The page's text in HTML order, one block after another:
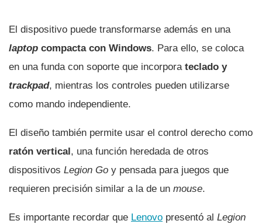
El dispositivo puede transformarse además en una
laptop compacta con Windows. Para ello, se coloca
en una funda con soporte que incorpora teclado y
trackpad, mientras los controles pueden utilizarse
como mando independiente.
El diseño también permite usar el control derecho como
ratón vertical, una función heredada de otros
dispositivos Legion Go y pensada para juegos que
requieren precisión similar a la de un mouse.
Es importante recordar que Lenovo presentó al Legion